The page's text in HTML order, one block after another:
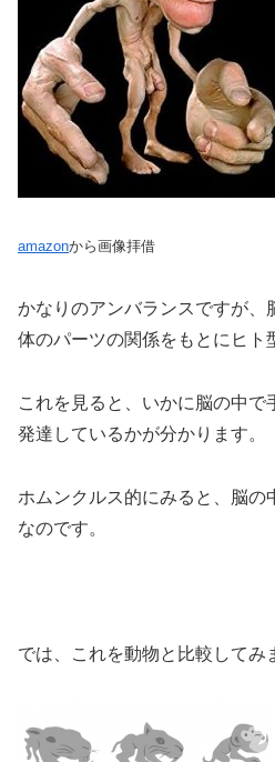
amazonから画像拝借
かなりのアンバランスですが、
体のパーツの関係をもとにヒト
これを見ると、いかに脳の中で
発達しているかが分かります。
ホムンクルス的にみると、脳の
なのです。
では、これを動物と比較してみ